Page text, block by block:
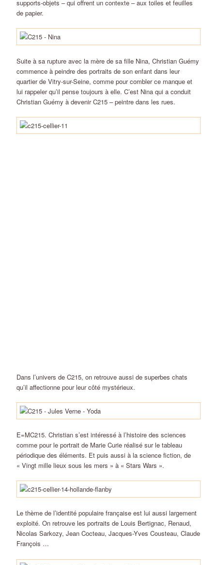
supports-objets – qui offrent un contexte – aux toiles et feuilles
de papier.
Suite à sa rupture avec la mère de sa fille Nina, Christian Guémy
commence à peindre des portraits de son enfant dans leur
quartier de Vitry-sur-Seine, comme pour combler ce manque et
lui rappeler qu’il pense toujours à elle. C’est Nina qui a conduit
Christian Guémy à devenir C215 – peintre dans les rues.
Dans l’univers de C215, on retrouve aussi de superbes chats
qu’il affectionne pour leur côté mystérieux.
E=MC215. Christian s’est intéressé à l’histoire des sciences
comme pour le portrait de Marie Curie réalisé sur le tableau
périodique des éléments. Et puis aussi à la science fiction, de
« Vingt mille lieux sous les mers » à « Stars Wars ».
Le thème de l’identité populaire française est lui aussi largement
exploité. On retrouve les portraits de Louis Bertignac, Renaud,
Nicolas Sarkozy, Jean Cocteau, Jacques-Yves Cousteau, Claude
François …